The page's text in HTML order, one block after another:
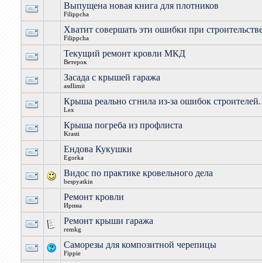
Выпущена новая книга для плотников
Filippcha
Хватит совершать эти ошибки при
Filippcha
Текущий ремонт кровли МКД
Ветерок
Засада с крышей гаража
asdlimit
Крыша реально сгнила из-за ошибок
Lex
Крыша погреба из профлиста
Krasti
Ендова Кукушки
Egorka
Видос по практике кровельного дела
bespyatkin
Ремонт кровли
Ирина
Ремонт крыши гаража
remkg
Саморезы для композитной черепицы
Fippie